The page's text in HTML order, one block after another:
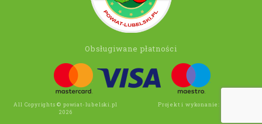
Obsługiwane płatności
All Copyrights © powiat-lubelski.pl
2026
Projekt i wykonanie: